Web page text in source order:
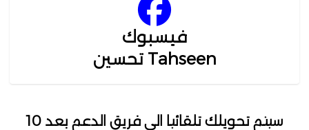
فيسبوك
Tahseen تحسين
سيتم تحويلك تلقائيا الي فريق الدعم بعد 10